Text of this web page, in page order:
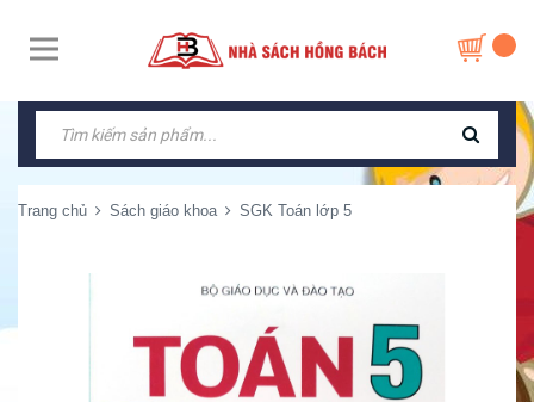
Trang chủ Sách giáo khoa SGK Toán lớp 5